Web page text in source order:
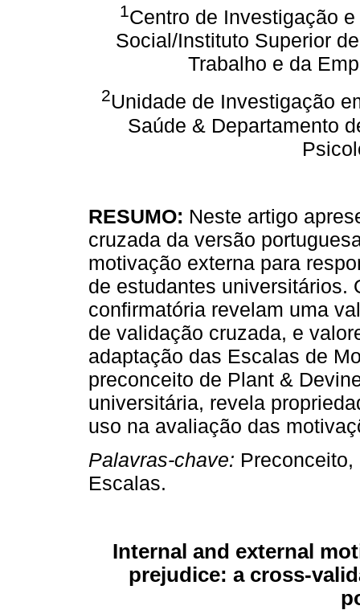
1Centro de Investigação
Social/Instituto Superior
Trabalho e da
2Unidade de Investigação
Saúde & Departamento
RESUMO: Neste artigo
cruzada da versão
motivação externa para
de estudantes universitários.
confirmatória revelam uma
de validação cruzada, e
adaptação das Escalas de
preconceito de Plant &
universitária, revela
uso na avaliação das
Palavras-chave:
Escalas.
Internal and external
prejudice: a cross-